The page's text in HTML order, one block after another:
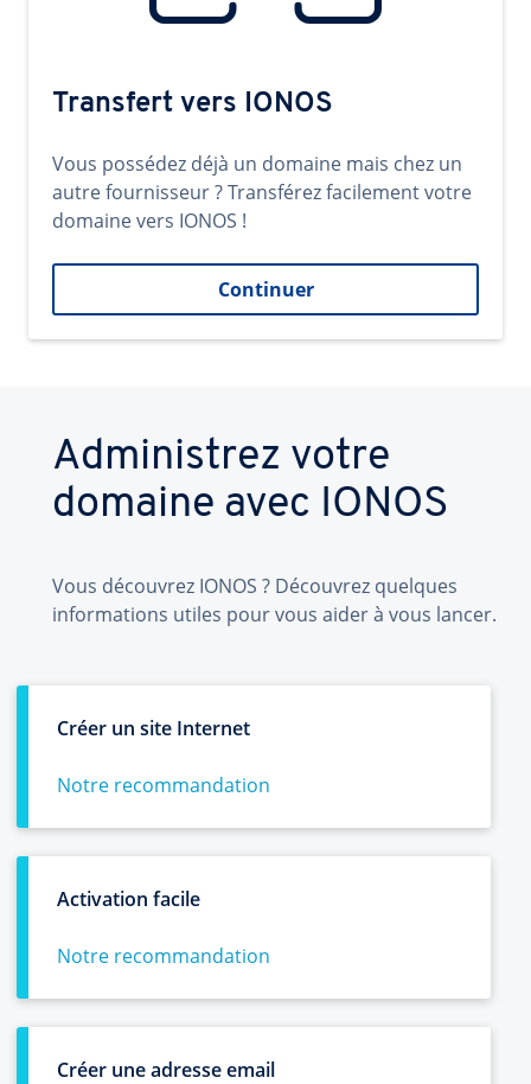
Transfert vers IONOS
Vous possédez déjà un domaine mais chez un
autre fournisseur ? Transférez facilement votre
domaine vers IONOS !
Continuer
Administrez votre
domaine avec IONOS
Vous découvrez IONOS ? Découvrez quelques
informations utiles pour vous aider à vous lancer.
Créer un site Internet
Notre recommandation
Activation facile
Notre recommandation
Créer une adresse email